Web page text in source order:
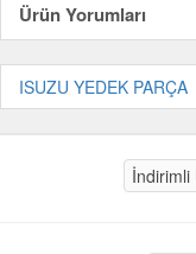
Ürün Yorumları
ISUZU YEDEK PARÇA
İndirimli